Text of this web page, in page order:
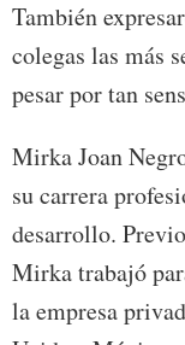
También
colegas las más
pesar por tan
Mirka Joan
su carrera
desarrollo.
Mirka trabajó
la empresa